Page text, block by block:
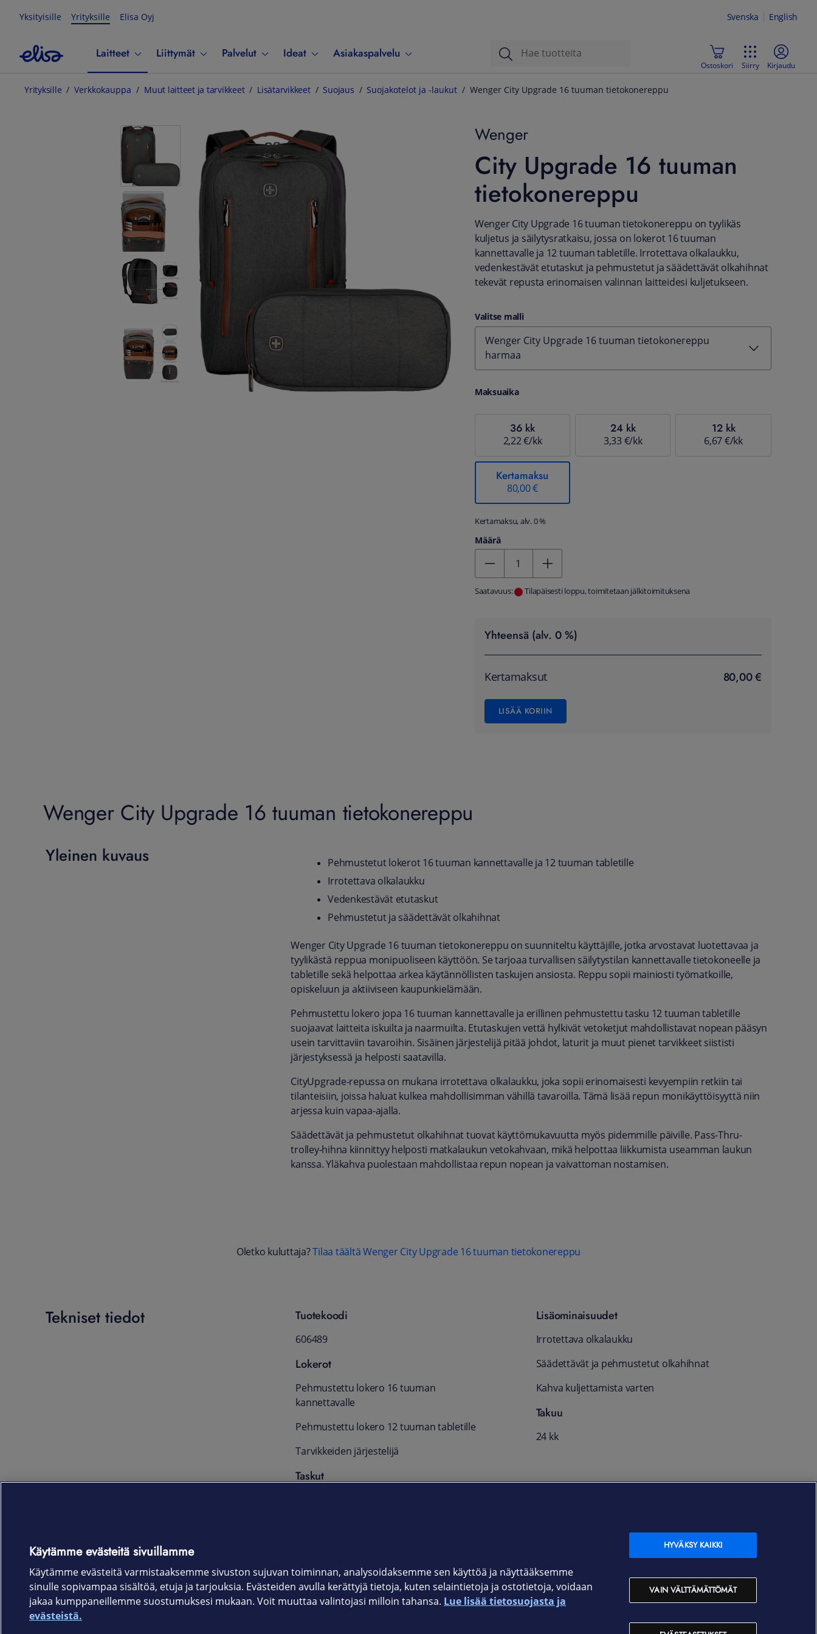
Yksityisille Yrityksille Elisa Oyj Svenska English
Laitteet Liittymät Palvelut Ideat Asiakaspalvelu
Ostoskori Siirry Kirjaudu
Yrityksille Verkkokauppa Muut laitteet ja tarvikkeet Lisätarvikkeet Suojaus Suojakotelot ja -laukut Wenger City Upgrade 16 tuuman tietokonereppu
Wenger
City Upgrade 16 tuuman
tietokonereppu
Wenger City Upgrade 16 tuuman tietokonereppu on tyylikäs
kuljetus ja säilytysratkaisu, jossa on lokerot 16 tuuman
kannettavalle ja 12 tuuman tabletille. Irrotettava olkalaukku,
vedenkestävät etutaskut ja pehmustetut ja säädettävät olkahihnat
tekevät repusta erinomaisen valinnan laitteidesi kuljetukseen.
Valitse malli
Wenger City Upgrade 16 tuuman tietokonereppu
harmaa
Maksuaika
36 kk
2,22 €/kk
24 kk
3,33 €/kk
12 kk
6,67 €/kk
Kertamaksu
80,00 €
Kertamaksu, alv. 0 %
Määrä
Saatavuus: Tilapäisesti loppu, toimitetaan jälkitoimituksena
Yhteensä (alv. 0 %)
Kertamaksut 80,00 €
LISÄÄ KORIIN
Wenger City Upgrade 16 tuuman tietokonereppu
Yleinen kuvaus
Pehmustetut lokerot 16 tuuman kannettavalle ja 12 tuuman tabletille
Irrotettava olkalaukku
Vedenkestävät etutaskut
Pehmustetut ja säädettävät olkahihnat
Wenger City Upgrade 16 tuuman tietokonereppu on suunniteltu käyttäjille, jotka arvostavat luotettavaa ja
tyylikästä reppua monipuoliseen käyttöön. Se tarjoaa turvallisen säilytystilan kannettavalle tietokoneelle ja
tabletille sekä helpottaa arkea käytännöllisten taskujen ansiosta. Reppu sopii mainiosti työmatkoille,
opiskeluun ja aktiiviseen kaupunkielämään.
Pehmustettu lokero jopa 16 tuuman kannettavalle ja erillinen pehmustettu tasku 12 tuuman tabletille
suojaavat laitteita iskuilta ja naarmuilta. Etutaskujen vettä hylkivät vetoketjut mahdollistavat nopean pääsyn
usein tarvittaviin tavaroihin. Sisäinen järjestelijä pitää johdot, laturit ja muut pienet tarvikkeet siististi
järjestyksessä ja helposti saatavilla.
CityUpgrade-repussa on mukana irrotettava olkalaukku, joka sopii erinomaisesti kevyempiin retkiin tai
tilanteisiin, joissa haluat kulkea mahdollisimman vähillä tavaroilla. Tämä lisää repun monikäyttöisyyttä niin
arjessa kuin vapaa-ajalla.
Säädettävät ja pehmustetut olkahihnat tuovat käyttömukavuutta myös pidemmille päiville. Pass-Thru-
trolley-hihna kiinnittyy helposti matkalaukun vetokahvaan, mikä helpottaa liikkumista useamman laukun
kanssa. Yläkahva puolestaan mahdollistaa repun nopean ja vaivattoman nostamisen.
Oletko kuluttaja?Tilaa täältä Wenger City Upgrade 16 tuuman tietokonereppu
Tekniset tiedot Tuotekoodi
606489
Lokerot
Pehmustettu lokero 16 tuuman
kannettavalle
Pehmustettu lokero 12 tuuman tabletille
Tarvikkeiden järjestelijä
Taskut
Lisäominaisuudet
Irrotettava olkalaukku
Säädettävät ja pehmustetut olkahihnat
Kahva kuljettamista varten
Takuu
24 kk
Käytämme evästeitä sivuillamme
Käytämme evästeitä varmistaaksemme sivuston sujuvan toiminnan, analysoidaksemme sen käyttöä ja näyttääksemme
sinulle sopivampaa sisältöä, etuja ja tarjouksia. Evästeiden avulla kerättyjä tietoja, kuten selaintietoja ja ostotietoja, voidaan
jakaa kumppaneillemme suostumuksesi mukaan. Voit muuttaa valintojasi milloin tahansa. Lue lisää tietosuojasta ja
evästeistä.
VAIN VÄLTTÄMÄTTÖMÄT
HYVÄKSY KAIKKI